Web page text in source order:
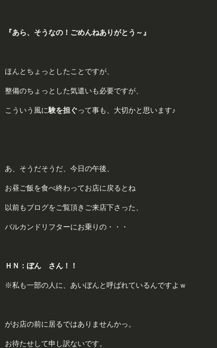
『あら、そうなの！ごめんねありがとう～』
ほんとちょっとしたことですが、
整備のちょっとした気遣いも必要ですが、
こういう風に験を担ぐって事も、大切かと思います♪
あ、そうだそうだ、今日の午後、
お昼ご飯を食べ終わってお店に戻るとね
以前もブログをご覧頂きご来店下さった、
バルカンドリフターにお乗りの・・・
ＨＮ：ぼん さん！！
※私も一部の人に、あいぼんと呼ばれているんですよｗ
がお店の前に居るではありませんかっ。
お待たせして申し訳ないです。